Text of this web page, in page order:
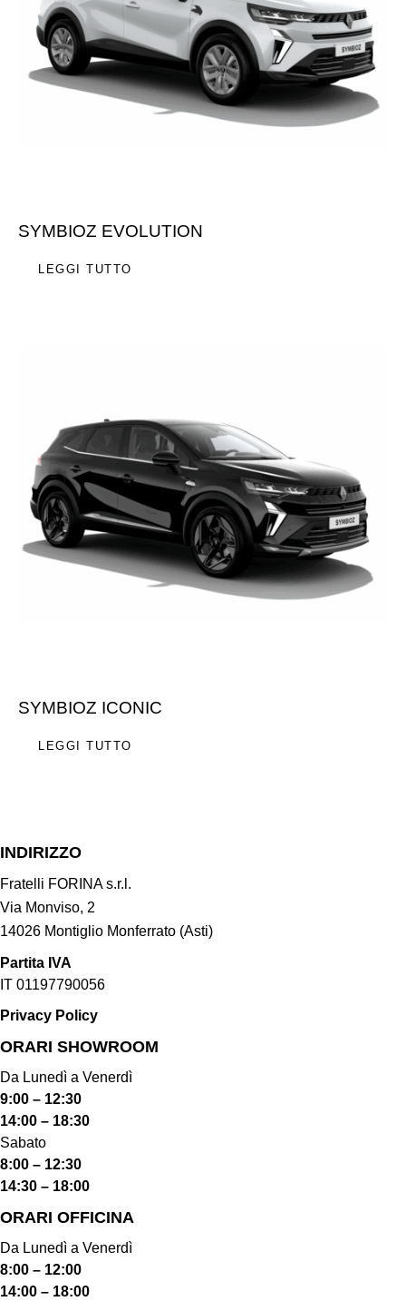
SYMBIOZ EVOLUTION
LEGGI TUTTO
SYMBIOZ ICONIC
LEGGI TUTTO
INDIRIZZO
Fratelli FORINA s.r.l.
Via Monviso, 2
14026 Montiglio Monferrato (Asti)
Partita IVA
IT 01197790056
Privacy Policy
ORARI SHOWROOM​
Da Lunedì a Venerdì
9:00 – 12:30
14:00 – 18:30
Sabato
8:00 – 12:30
14:30 – 18:00
ORARI OFFICINA
Da Lunedì a Venerdì
8:00 – 12:00
14:00 – 18:00